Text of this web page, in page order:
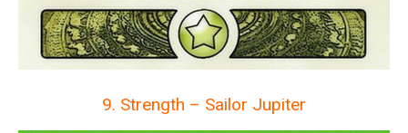
9. Strength – Sailor Jupiter